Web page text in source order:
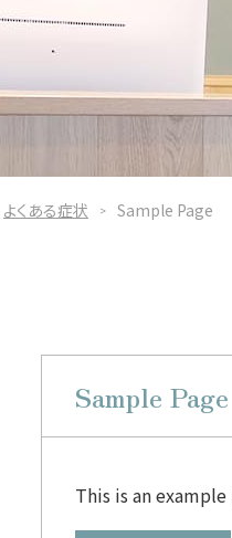
よくある症状 Sample Page
Sample Page
This is an